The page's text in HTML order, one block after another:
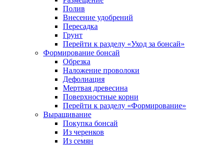
Полив
Внесение удобрений
Пересадка
Грунт
Перейти к разделу «Уход за бонсай»
Формирование бонсай
Обрезка
Наложение проволоки
Дефолиация
Мертвая древесина
Поверхностные корни
Перейти к разделу «Формирование»
Выращивание
Покупка бонсай
Из черенков
Из семян